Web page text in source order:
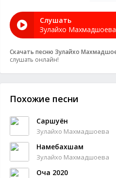
Слушать
Скачать песню Зулайхо
слушать онлайн!
Похожие песни
Саршуён
Зулайхо Махмадшоева
Намебахшам
Зулайхо Махмадшоева
Оча 2020